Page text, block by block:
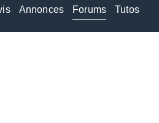
Annonces Forums Tutos